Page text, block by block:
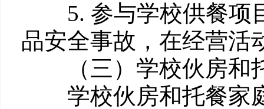
5. 参与学校供餐项
品安全事故，在经营活
（三）学校伙房和
学校伙房和托餐家庭